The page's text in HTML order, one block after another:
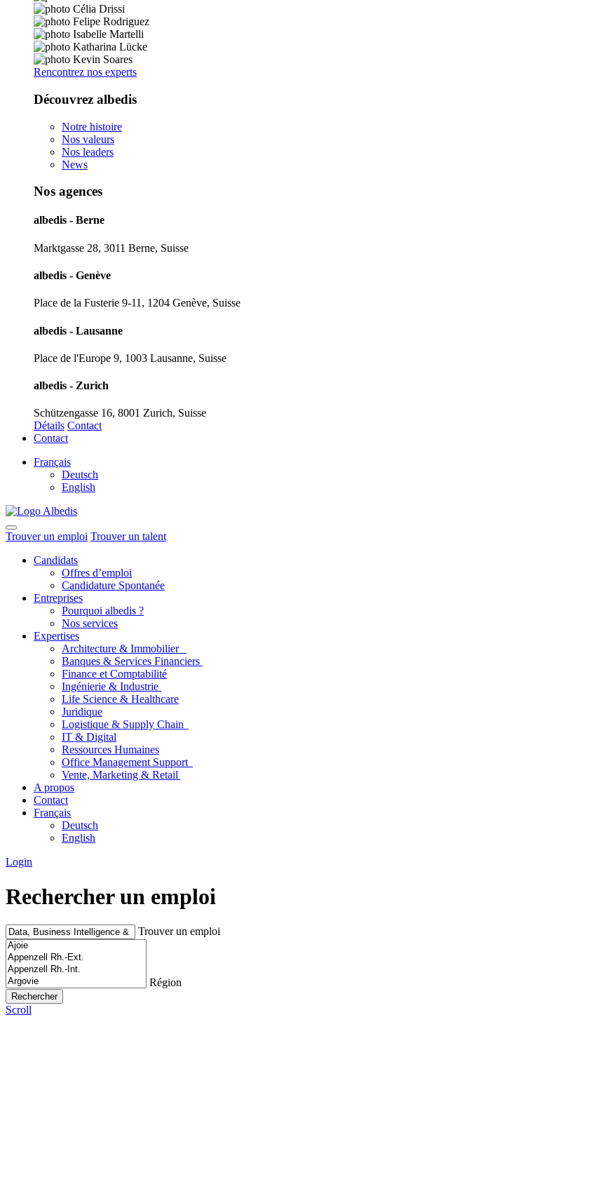
Rencontrez nos experts
Découvrez albedis
Notre histoire
Nos valeurs
Nos leaders
News
Nos agences
albedis - Berne
Marktgasse 28, 3011 Berne, Suisse
albedis - Genève
Place de la Fusterie 9-11, 1204 Genève, Suisse
albedis - Lausanne
Place de l'Europe 9, 1003 Lausanne, Suisse
albedis - Zurich
Schützengasse 16, 8001 Zurich, Suisse
Détails Contact
Contact
Français
Deutsch
English
Trouver un emploi Trouver un talent
Candidats
Offres d’emploi
Candidature Spontanée
Entreprises
Pourquoi albedis ?
Nos services
Expertises
Architecture & Immobilier
Banques & Services Financiers
Finance et Comptabilité
Ingénierie & Industrie
Life Science & Healthcare
Juridique
Logistique & Supply Chain
IT & Digital
Ressources Humaines
Office Management Support
Vente, Marketing & Retail
A propos
Contact
Français
Deutsch
English
Login
Rechercher un emploi
Trouver un emploi
Région
Scroll